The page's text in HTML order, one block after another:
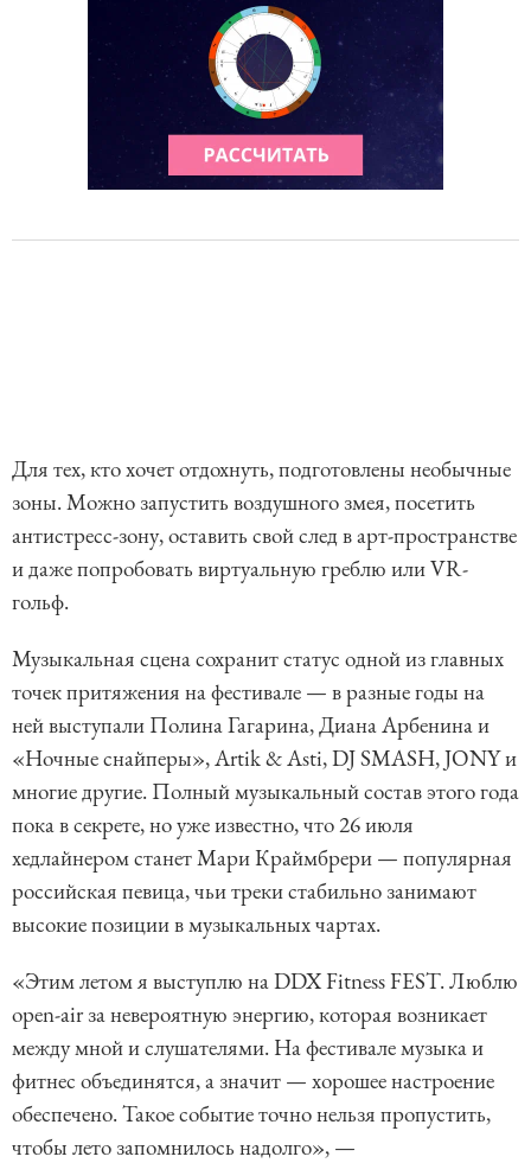
Для тех, кто хочет отдохнуть, подготовлены необычные
зоны. Можно запустить воздушного змея, посетить
антистресс-зону, оставить свой след в арт-пространстве
и даже попробовать виртуальную греблю или VR-
гольф.
Музыкальная сцена сохранит статус одной из главных
точек притяжения на фестивале — в разные годы на
ней выступали Полина Гагарина, Диана Арбенина и
«Ночные снайперы», Artik & Asti, DJ SMASH, JONY и
многие другие. Полный музыкальный состав этого года
пока в секрете, но уже известно, что 26 июля
хедлайнером станет Мари Краймбрери — популярная
российская певица, чьи треки стабильно занимают
высокие позиции в музыкальных чартах.
«Этим летом я выступлю на DDX Fitness FEST. Люблю
open-air за невероятную энергию, которая возникает
между мной и слушателями. На фестивале музыка и
фитнес объединятся, а значит — хорошее настроение
обеспечено. Такое событие точно нельзя пропустить,
чтобы лето запомнилось надолго», —